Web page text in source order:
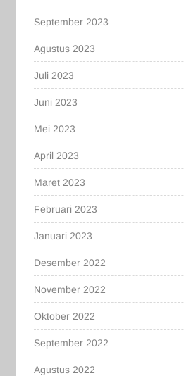
September 2023
Agustus 2023
Juli 2023
Juni 2023
Mei 2023
April 2023
Maret 2023
Februari 2023
Januari 2023
Desember 2022
November 2022
Oktober 2022
September 2022
Agustus 2022